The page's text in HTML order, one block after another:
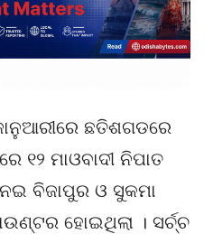
ଛତିଶଗଡରେ
୧୨ ମାଓବାଦୀ ନିପାତ
ବିଜାପୁର ଓ ସୁକମା
ହୋଇଥିଲା । ସର୍ଚ୍ଚ